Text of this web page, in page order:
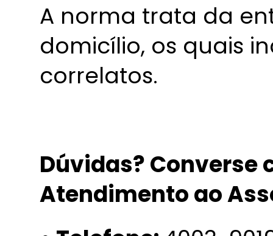
A norma trata da
domicílio, os quais
correlatos.
Dúvidas? Converse
Atendimento ao